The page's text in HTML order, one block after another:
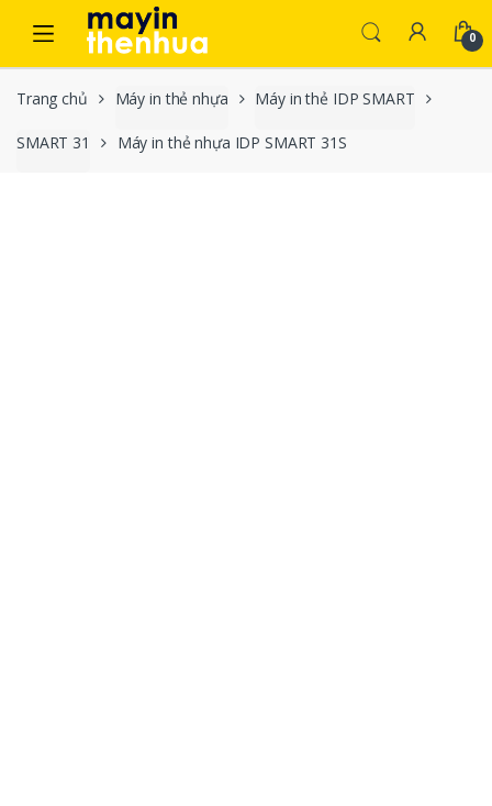
Skip to navigation
Skip to content
0
Trang chủ Máy in thẻ nhựa Máy in thẻ IDP SMART
SMART 31 Máy in thẻ nhựa IDP SMART 31S